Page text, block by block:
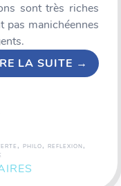
sont très riches
pas manichéennes
LA SUITE →
, PHILO, REFLEXION ,